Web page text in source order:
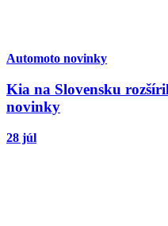
Automoto novinky
Kia na Slovensku
novinky
28 júl